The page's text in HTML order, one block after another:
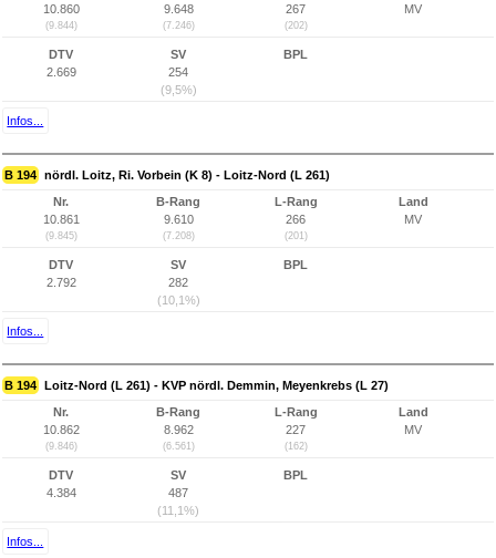
10.860
(9.844)
9.648
(7.246)
267
(202)
MV
DTV
2.669
SV
254
(9,5%)
BPL
Infos...
B 194 nördl. Loitz, Ri. Vorbein (K 8) - Loitz-Nord (L 261)
Nr.
10.861
(9.845)
B-Rang
9.610
(7.208)
L-Rang
266
(201)
Land
MV
DTV
2.792
SV
282
(10,1%)
BPL
Infos...
B 194 Loitz-Nord (L 261) - KVP nördl. Demmin, Meyenkrebs (L 27)
Nr.
10.862
(9.846)
B-Rang
8.962
(6.561)
L-Rang
227
(162)
Land
MV
DTV
4.384
SV
487
(11,1%)
BPL
Infos...